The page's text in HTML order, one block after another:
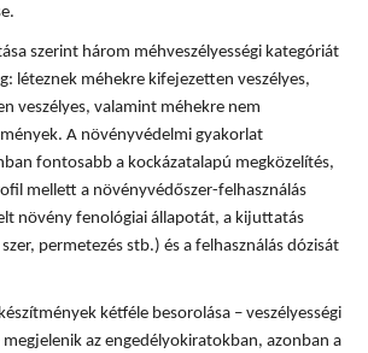
szerint három méhveszélyességi kategóriát
léteznek méhekre kifejezetten veszélyes,
veszélyes, valamint méhekre nem
A növényvédelmi gyakorlat
fontosabb a kockázatalapú megközelítés,
mellett a növényvédőszer-felhasználás
növény fenológiai állapotát, a kijuttatás
permetezés stb.) és a felhasználás dózisát
kétféle besorolása – veszélyességi
megjelenik az engedélyokiratokban, azonban a